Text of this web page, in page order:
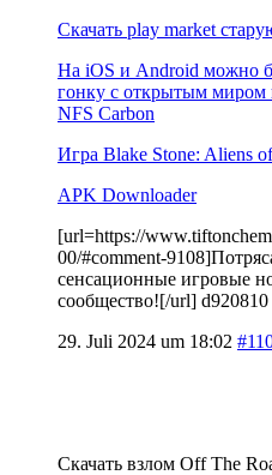
Скачать play market
На iOS и Android можно
гонку с открытым миром
NFS Carbon
Игра Blake Stone: Aliens
APK Downloader
[url=https://
00/#comment-
сенсационные игровые
сообщество![/url] d920810
29. Juli 2024 um 18:02
Скачать взлом Off The